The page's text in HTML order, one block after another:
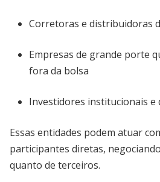
Corretoras e distribuidoras
Empresas de grande porte
fora da bolsa
Investidores institucionais e
Essas entidades podem atuar
participantes diretas,
quanto de terceiros.